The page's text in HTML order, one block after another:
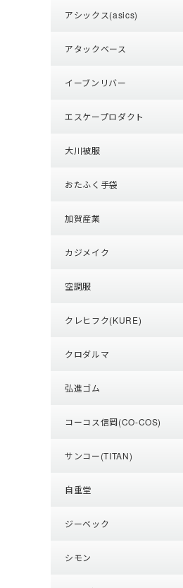
アシックス(asics)
アタックベース
イーブンリバー
エスケープロダクト
大川被服
おたふく手袋
加賀産業
カジメイク
空調服
クレヒフク(KURE)
クロダルマ
弘進ゴム
コーコス信岡(CO-COS)
サンコー(TITAN)
自重堂
ジーベック
シモン